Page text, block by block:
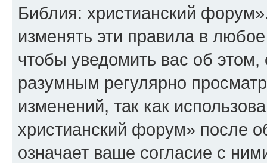
Библия: христианский
изменять эти правила в
чтобы уведомить вас об
разумным регулярно
изменений, так как
христианский форум» после
означает ваше согласие с